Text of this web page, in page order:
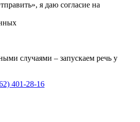
я даю согласие на
случаями – запускаем речь у
401-28-16